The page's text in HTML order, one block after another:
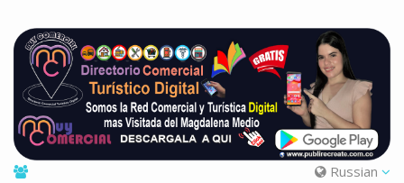
Russian